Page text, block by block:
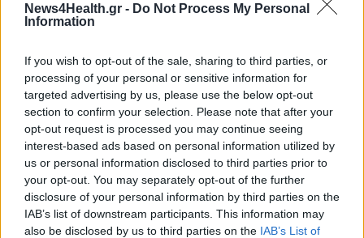
News4Health.gr - Do Not Process My Personal
Information
If you wish to opt-out of the sale, sharing to third parties, or
processing of your personal or sensitive information for
targeted advertising by us, please use the below opt-out
section to confirm your selection. Please note that after your
opt-out request is processed you may continue seeing
interest-based ads based on personal information utilized by
us or personal information disclosed to third parties prior to
your opt-out. You may separately opt-out of the further
disclosure of your personal information by third parties on the
IAB’s list of downstream participants. This information may
also be disclosed by us to third parties on the IAB’s List of
μπορούν να προσαρμοστούν ώστε να ωφελήσουν τη
Πηγή: University of Rochester